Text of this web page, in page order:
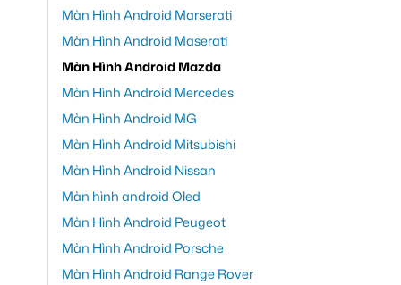
Màn Hình Android Marserati
Màn Hình Android Maserati
Màn Hình Android Mazda
Màn Hình Android Mercedes
Màn Hình Android MG
Màn Hình Android Mitsubishi
Màn Hình Android Nissan
Màn hình android Oled
Màn Hình Android Peugeot
Màn Hình Android Porsche
Màn Hình Android Range Rover